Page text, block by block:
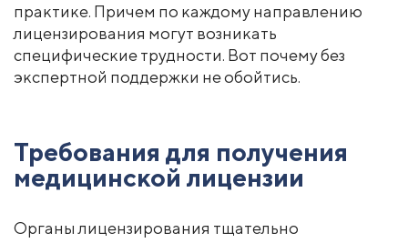
практике. Причем по каждому направлению
лицензирования могут возникать
специфические трудности. Вот почему без
экспертной поддержки не обойтись.
Требования для получения
медицинской лицензии
Органы лицензирования тщательно